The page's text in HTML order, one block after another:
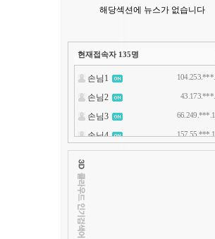
해당섹션에 뉴스가 없습니다
현재접속자 135명